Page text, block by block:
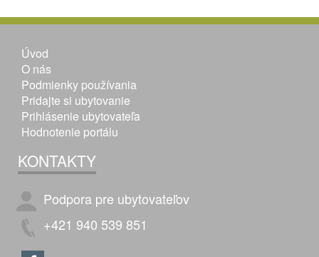
Úvod
O nás
Podmienky používania
Pridajte si ubytovanie
Prihlásenie ubytovateľa
Hodnotenie portálu
KONTAKTY
Podpora pre ubytovateľov
+421 940 539 851